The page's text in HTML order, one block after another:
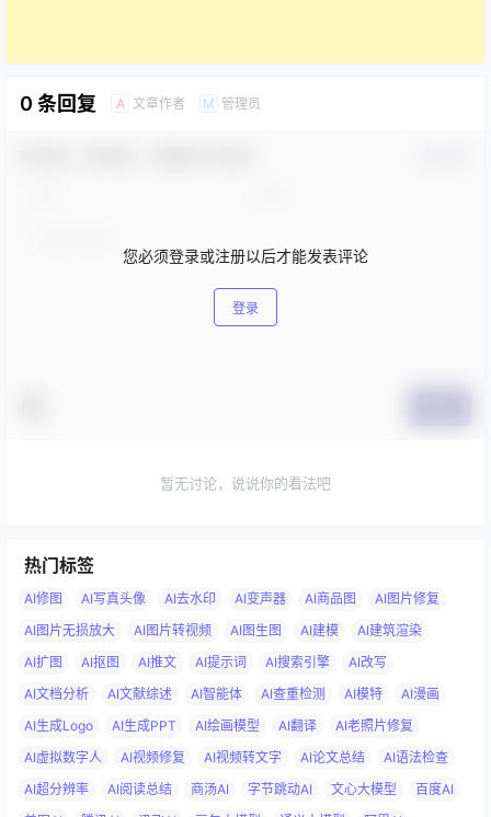
0 条回复 A 文章作者 M 管理员
您必须登录或注册以后才能发表评论
登录
暂无讨论，说说你的看法吧
热门标签
AI修图 AI写真头像 AI去水印 AI变声器 AI商品图
AI图片修复
AI图片无损放大
AI图片转视频 AI图生图 AI建模
AI建筑渲染
AI扩图
AI抠图 AI推文 AI提示词 AI搜索引擎
AI改写
AI文档分析
AI文献综述 AI智能体 AI查重检测 AI模特
AI漫画
AI生成Logo
AI生成PPT AI绘画模型 AI翻译
AI老照片修复
AI虚拟数字人
AI视频修复 AI视频转文字 AI论文总结
AI语法检查
AI超分辨率
AI阅读总结 商汤AI 字节跳动AI 文心大模型
百度AI